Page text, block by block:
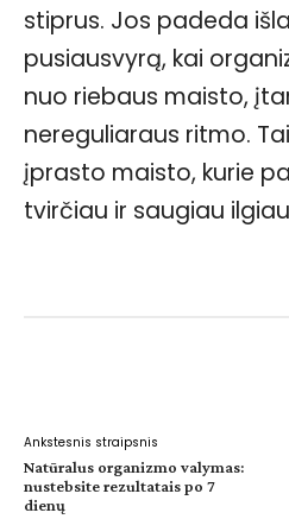
stiprus. Jos padeda
pusiausvyrą, kai
nuo riebaus maisto,
nereguliaraus ritmo.
įprasto maisto, kurie
tvirčiau ir saugiau
Ankstesnis straipsnis
Natūralus organizmo valymas:
nustebsite rezultatais po 7
dienų